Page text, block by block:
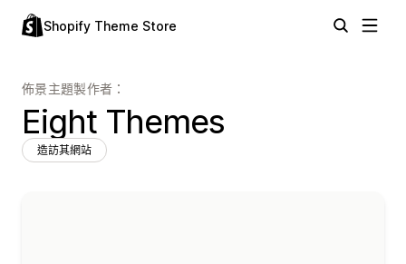
Shopify Theme Store
佈景主題製作者：
Eight Themes
造訪其網站